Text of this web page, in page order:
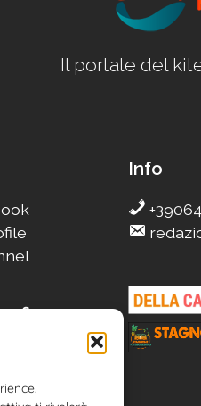
Il portale del
Info